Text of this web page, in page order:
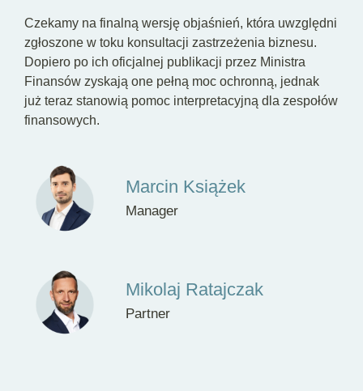
Czekamy na finalną wersję objaśnień, która uwzględni
zgłoszone w toku konsultacji zastrzeżenia biznesu.
Dopiero po ich oficjalnej publikacji przez Ministra
Finansów zyskają one pełną moc ochronną, jednak
już teraz stanowią pomoc interpretacyjną dla zespołów
finansowych.
Marcin Książek
Manager
Mikolaj Ratajczak
Partner